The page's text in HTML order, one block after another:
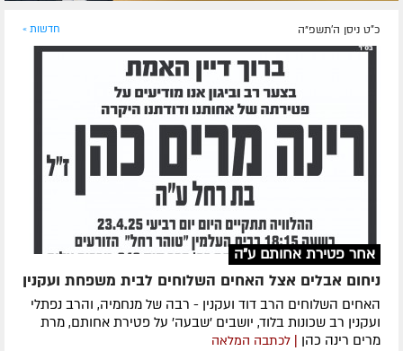
כ"ט ניסן ה׳תשפ״ה חדשות »
אחר פטירת אחותם ע"ה
ניחום אבלים אצל האחים השלוחים לבית משפחת ועקנין
האחים השלוחים הרב דוד ועקנין - רבה של מנחמיה, והרב נפתלי
ועקנין רב שכונות בלוד, יושבים 'שבעה' על פטירת אחותם, מרת
מרים רינה כהן
| לכתבה המלאה